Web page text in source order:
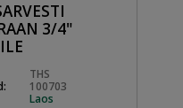
3/4"
THS
100703
Laos